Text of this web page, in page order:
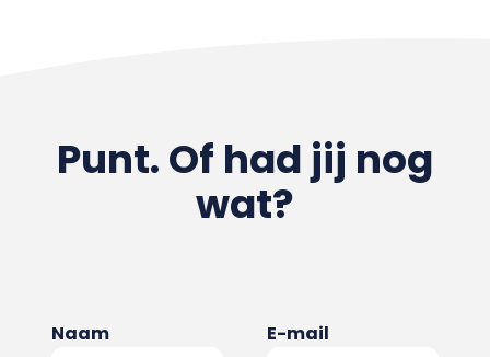
Punt. Of had jij nog
wat?
Naam E-mail